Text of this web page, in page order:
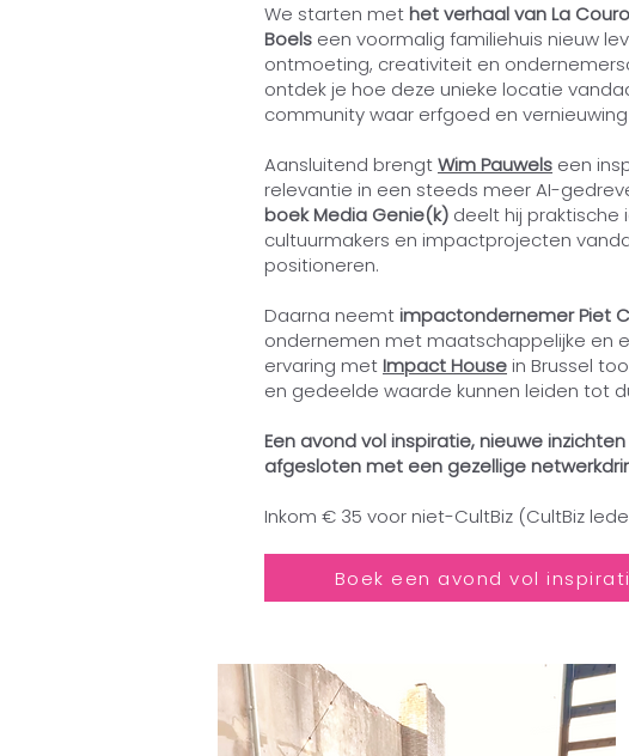
We starten met het verhaal van La
Boels een voormalig familiehuis nieuw
ontmoeting, creativiteit en
ontdek je hoe deze unieke locatie
community waar erfgoed en
Aansluitend brengtWim Pauwels een
relevantie in een steeds meer AI-
boek Media Genie(k) deelt hij praktische
cultuurmakers en impactprojecten
positioneren.
Daarna neemt impactondernemer Piet
ondernemen met maatschappelijke en
ervaring met Impact House in Brussel
en gedeelde waarde kunnen leiden tot
Een avond vol inspiratie, nieuwe
afgesloten met een gezellige
Inkom € 35 voor niet-CultBiz (CultBiz
Boek een avond vol